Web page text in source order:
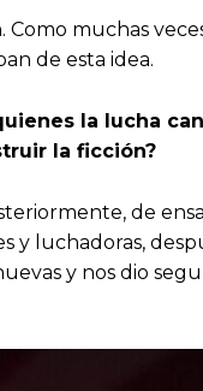
muchas
de esta idea.
la lucha
la ficción?
de
luchadoras,
y nos dio